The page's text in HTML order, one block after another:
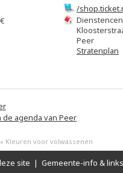
/
voor-
Peer
Stratenplan
agenda van Peer
» Kleuren voor volwassenen
site | Gemeente-info & links